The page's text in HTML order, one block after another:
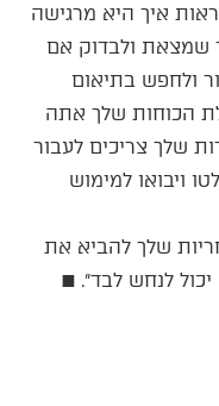
איך היא מרגישה
שמצאת ולבדוק אם
ולחפש בתיאום
הכוחות שלך אתה
שלך צריכים לעבור
ויבואו למימוש
שלך להביא את
לנחש לבד״. ■